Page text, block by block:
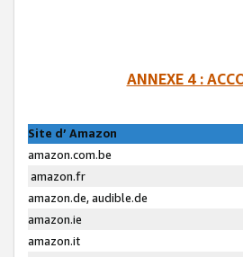
ANNEXE 4 :
Site d’ Amazon
amazon.com.be
amazon.fr
amazon.de, audible.de
amazon.ie
amazon.it